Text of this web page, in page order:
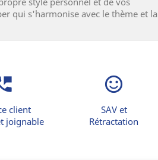
qui s'harmonise avec le thème et la
client
joignable
sentiment_satisfied_alt
SAV et
Rétractation